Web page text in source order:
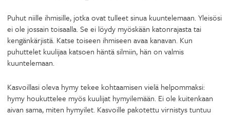
Puhut niille ihmisille, jotka ovat tulleet sinua kuuntelemaan. Yleisösi
ei ole jossain toisaalla. Se ei löydy myöskään katonrajasta tai
kengänkärjistä. Katse toiseen ihmiseen avaa kanavan. Kun
puhuttelet kuulijaa katsoen häntä silmiin, hän on valmis
kuuntelemaan.
Kasvoillasi oleva hymy tekee kohtaamisen vielä helpommaksi:
hymy houkuttelee myös kuulijat hymyilemään. Ei ole kuitenkaan
aivan sama, miten hymyilet. Kasvoille pakotettu virnistys tuntuu